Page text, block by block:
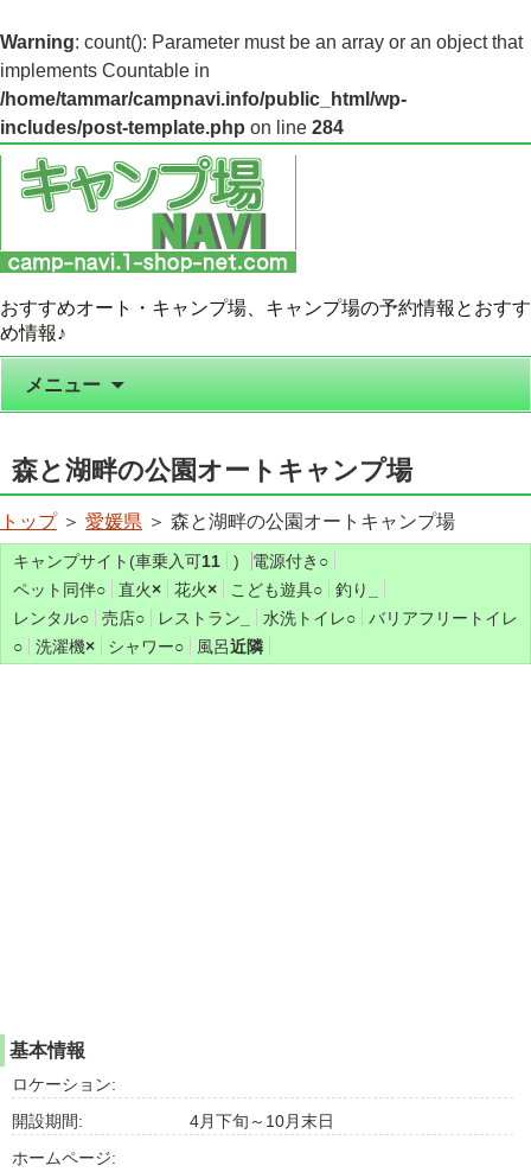
Warning: count(): Parameter must be an array or an object that
implements Countable in
/home/tammar/campnavi.info/public_html/wp-
includes/post-template.php on line 284
おすすめオート・キャンプ場、キャンプ場の予約情報とおすす
め情報♪
メニュー
森と湖畔の公園オートキャンプ場
トップ＞ 愛媛県 ＞ 森と湖畔の公園オートキャンプ場
キャンプサイト(車乗入可11 ) 電源付き ○
ペット同伴○ 直火× 花火× こども遊具○ 釣り
レンタル○ 売店○ レストラン 水洗トイレ○
バリアフリートイレ
○
洗濯機× シャワー○ 風呂近隣
基本情報
ロケーション:
開設期間:
4月下旬～10月末日
ホームページ: